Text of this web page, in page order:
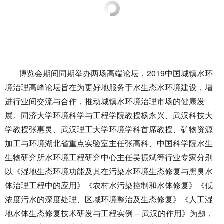
博览会期间同期举办两场高端论坛，2019中国城镇水环
境治理高峰论坛旨在为更好地服务于水生态水环境建设，增
进行业间交流与合作，推动城镇水环境治理市场的健康发
展。同济大学环境科学与工程学院教授杨永兴、武汉科技大
学教授张惠灵、武汉理工大学环境学科首席教授、矿物资源
加工与环境湖北省重点实验室主任张高科、中国科学院水生
生物研究所水环境工程研究中心主任吴振斌等行业专家分别
以《湿地生态环境功能及其在污染水环境生态修复与黑臭水
体治理工程中的应用》《农村水污染控制和水体修复》《低
浓度污水的深度处理、区域环境整治及生态修复》《人工湿
地水体生态修复技术研发与工程实例 -- 武汉的作用》为题，